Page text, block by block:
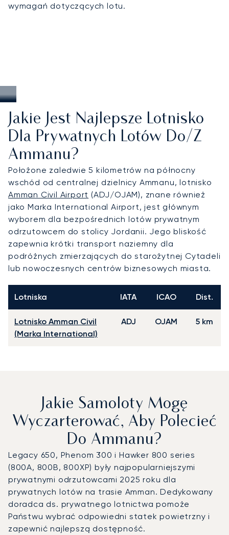
wymagań dotyczących lotu.
Jakie Jest Najlepsze Lotnisko
Dla Prywatnych Lotów Do/z
Ammanu?
Położone zaledwie 5 kilometrów na północny
wschód od centralnej dzielnicy Ammanu, lotnisko
Amman Civil Airport (ADJ/OJAM), znane również
jako Marka International Airport, jest głównym
wyborem dla bezpośrednich lotów prywatnym
odrzutowcem do stolicy Jordanii. Jego bliskość
zapewnia krótki transport naziemny dla
podróżnych zmierzających do starożytnej Cytadeli
lub nowoczesnych centrów biznesowych miasta.
Lotniska IATA ICAO Dist.
Lotnisko Amman Civil
(Marka International)
ADJ OJAM 5 km
Jakie Samoloty Mogę
Wyczarterować, Aby Polecieć
Do Ammanu?
Legacy 650, Phenom 300 i Hawker 800 series
(800A, 800B, 800XP) były najpopularniejszymi
prywatnymi odrzutowcami 2025 roku dla
prywatnych lotów na trasie Amman. Dedykowany
doradca ds. prywatnego lotnictwa pomoże
Państwu wybrać odpowiedni statek powietrzny i
zapewnić najlepszą dostępność.